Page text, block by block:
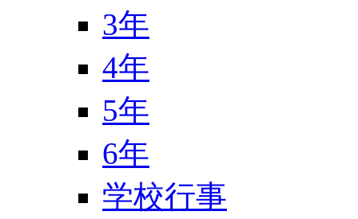
3年
4年
5年
6年
学校行事